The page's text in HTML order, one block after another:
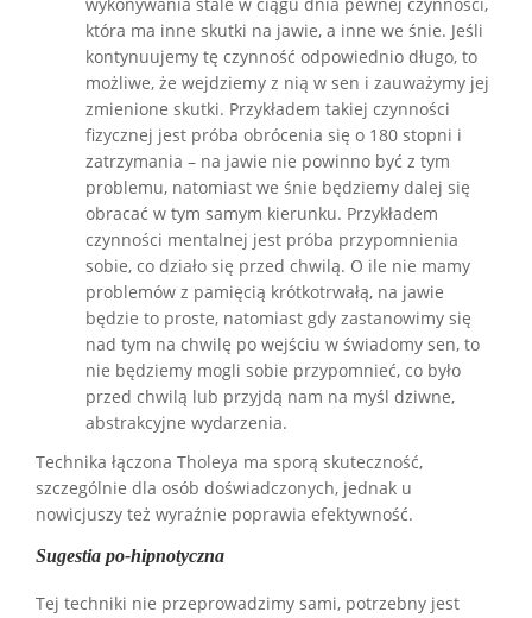
wykonywania stale w ciągu dnia pewnej czynności,
która ma inne skutki na jawie, a inne we śnie. Jeśli
kontynuujemy tę czynność odpowiednio długo, to
możliwe, że wejdziemy z nią w sen i zauważymy jej
zmienione skutki. Przykładem takiej czynności
fizycznej jest próba obrócenia się o 180 stopni i
zatrzymania – na jawie nie powinno być z tym
problemu, natomiast we śnie będziemy dalej się
obracać w tym samym kierunku. Przykładem
czynności mentalnej jest próba przypomnienia
sobie, co działo się przed chwilą. O ile nie mamy
problemów z pamięcią krótkotrwałą, na jawie
będzie to proste, natomiast gdy zastanowimy się
nad tym na chwilę po wejściu w świadomy sen, to
nie będziemy mogli sobie przypomnieć, co było
przed chwilą lub przyjdą nam na myśl dziwne,
abstrakcyjne wydarzenia.
Technika łączona Tholeya ma sporą skuteczność,
szczególnie dla osób doświadczonych, jednak u
nowicjuszy też wyraźnie poprawia efektywność.
Sugestia po-hipnotyczna
Tej techniki nie przeprowadzimy sami, potrzebny jest